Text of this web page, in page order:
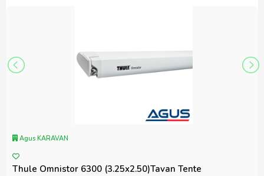
Agus KARAVAN
Thule Omnistor 6300 (3.25x2.50)Tavan Tente